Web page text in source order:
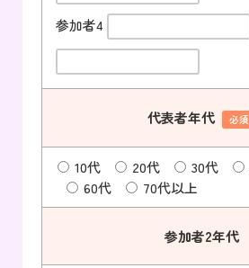
参加者4
代表者年代 必須
10代 20代 30代
60代
70代以上
参加者2年代